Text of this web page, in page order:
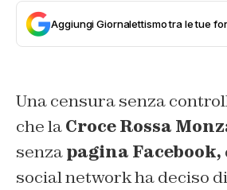
Aggiungi Giornalettismo tra le tue
Una censura senza
che laCroce Rossa
senzapagina Facebook,
social network ha deciso